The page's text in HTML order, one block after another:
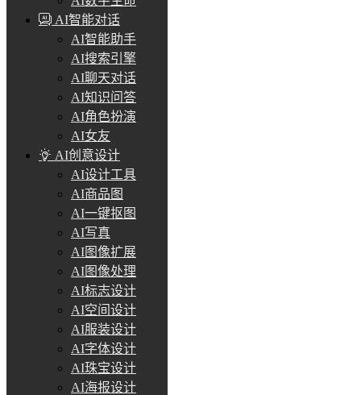
AI智能对话
AI智能助手
AI搜索引擎
AI聊天对话
AI知识问答
AI角色扮演
AI女友
AI创意设计
AI设计工具
AI商品图
AI一键抠图
AI写真
AI图像扩展
AI图像处理
AI标志设计
AI空间设计
AI服装设计
AI字体设计
AI珠宝设计
AI海报设计